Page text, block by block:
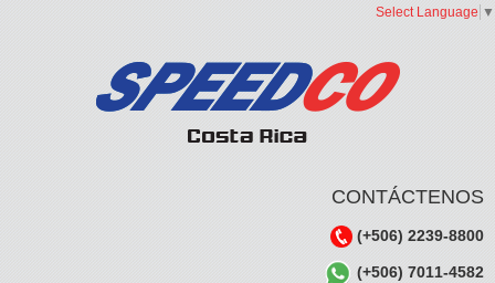
Select Language ▼
CONTÁCTENOS
(+506) 2239-8800
(+506) 7011-4582